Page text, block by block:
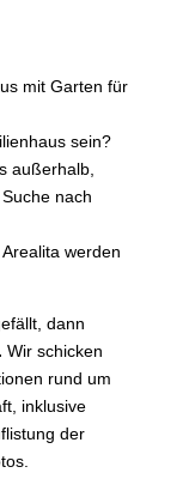
mit Garten für
sein?
außerhalb,
nach
werden
dann
Wir schicken
rund um
inklusive
der